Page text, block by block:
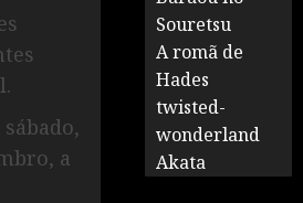
a
Souretsu
A romã de
Hades
twisted-
wonderland
Akata